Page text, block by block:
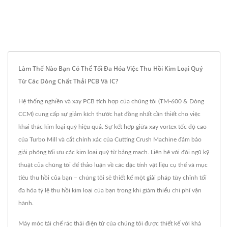
Làm Thế Nào Bạn Có Thể Tối Đa Hóa Việc Thu Hồi Kim Loại Quý
Từ Các Dòng Chất Thải PCB Và IC?
Hệ thống nghiền và xay PCB tích hợp của chúng tôi (TM-600 & Dòng
CCM) cung cấp sự giảm kích thước hạt đồng nhất cần thiết cho việc
khai thác kim loại quý hiệu quả. Sự kết hợp giữa xay vortex tốc độ cao
của Turbo Mill và cắt chính xác của Cutting Crush Machine đảm bảo
giải phóng tối ưu các kim loại quý từ bảng mạch. Liên hệ với đội ngũ kỹ
thuật của chúng tôi để thảo luận về các đặc tính vật liệu cụ thể và mục
tiêu thu hồi của bạn – chúng tôi sẽ thiết kế một giải pháp tùy chỉnh tối
đa hóa tỷ lệ thu hồi kim loại của bạn trong khi giảm thiểu chi phí vận
hành.
Máy móc tái chế rác thải điện tử của chúng tôi được thiết kế với khả